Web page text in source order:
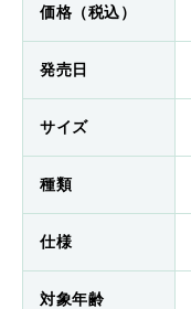
価格（税込）
発売日
サイズ
種類
仕様
対象年齢